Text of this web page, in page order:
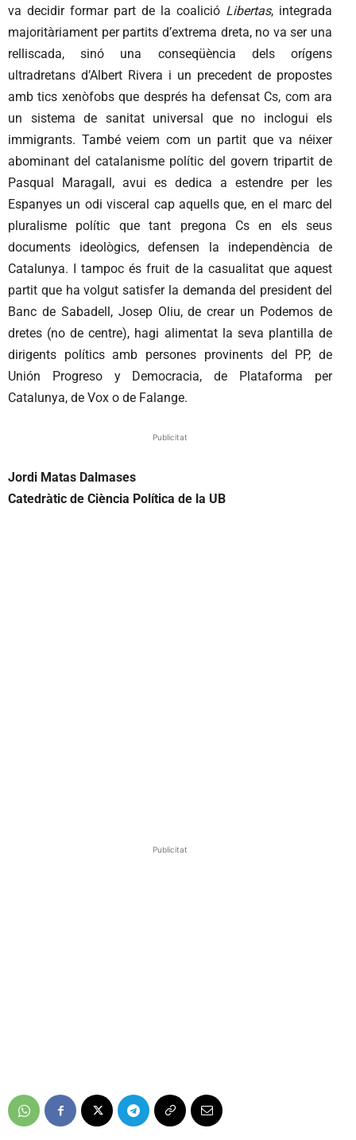
va decidir formar part de la coalició Libertas, integrada
majoritàriament per partits d’extrema dreta, no va ser una
relliscada, sinó una conseqüència dels orígens
ultradretans d’Albert Rivera i un precedent de propostes
amb tics xenòfobs que després ha defensat Cs, com ara
un sistema de sanitat universal que no inclogui els
immigrants. També veiem com un partit que va néixer
abominant del catalanisme polític del govern tripartit de
Pasqual Maragall, avui es dedica a estendre per les
Espanyes un odi visceral cap aquells que, en el marc del
pluralisme polític que tant pregona Cs en els seus
documents ideològics, defensen la independència de
Catalunya. I tampoc és fruit de la casualitat que aquest
partit que ha volgut satisfer la demanda del president del
Banc de Sabadell, Josep Oliu, de crear un Podemos de
dretes (no de centre), hagi alimentat la seva plantilla de
dirigents polítics amb persones provinents del PP, de
Unión Progreso y Democracia, de Plataforma per
Catalunya, de Vox o de Falange.
Publicitat
Jordi Matas Dalmases
Catedràtic de Ciència Política de la UB
Publicitat